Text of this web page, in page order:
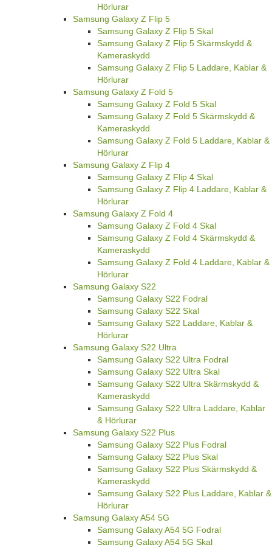
Hörlurar
Samsung Galaxy Z Flip 5
Samsung Galaxy Z Flip 5 Skal
Samsung Galaxy Z Flip 5 Skärmskydd &
Kameraskydd
Samsung Galaxy Z Flip 5 Laddare, Kablar &
Hörlurar
Samsung Galaxy Z Fold 5
Samsung Galaxy Z Fold 5 Skal
Samsung Galaxy Z Fold 5 Skärmskydd &
Kameraskydd
Samsung Galaxy Z Fold 5 Laddare, Kablar &
Hörlurar
Samsung Galaxy Z Flip 4
Samsung Galaxy Z Flip 4 Skal
Samsung Galaxy Z Flip 4 Laddare, Kablar &
Hörlurar
Samsung Galaxy Z Fold 4
Samsung Galaxy Z Fold 4 Skal
Samsung Galaxy Z Fold 4 Skärmskydd &
Kameraskydd
Samsung Galaxy Z Fold 4 Laddare, Kablar &
Hörlurar
Samsung Galaxy S22
Samsung Galaxy S22 Fodral
Samsung Galaxy S22 Skal
Samsung Galaxy S22 Laddare, Kablar &
Hörlurar
Samsung Galaxy S22 Ultra
Samsung Galaxy S22 Ultra Fodral
Samsung Galaxy S22 Ultra Skal
Samsung Galaxy S22 Ultra Skärmskydd &
Kameraskydd
Samsung Galaxy S22 Ultra Laddare, Kablar
& Hörlurar
Samsung Galaxy S22 Plus
Samsung Galaxy S22 Plus Fodral
Samsung Galaxy S22 Plus Skal
Samsung Galaxy S22 Plus Skärmskydd &
Kameraskydd
Samsung Galaxy S22 Plus Laddare, Kablar &
Hörlurar
Samsung Galaxy A54 5G
Samsung Galaxy A54 5G Fodral
Samsung Galaxy A54 5G Skal